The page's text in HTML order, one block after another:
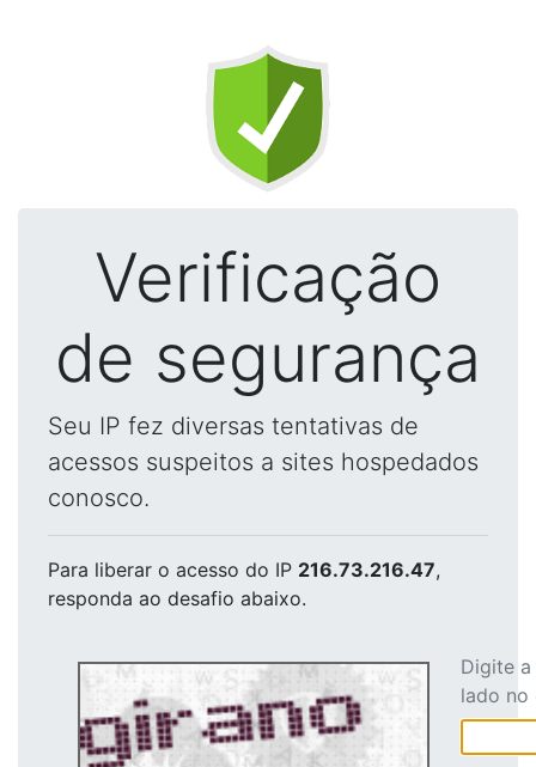
Verificação
de segurança
Seu IP fez diversas tentativas de
acessos suspeitos a sites hospedados
conosco.
Para liberar o acesso do IP 216.73.216.47,
responda ao desafio abaixo.
Digite
lado no